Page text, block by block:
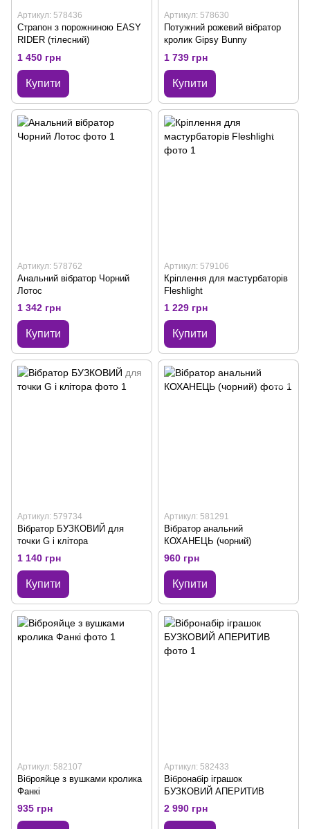
Артикул: 578436
Страпон з порожниною EASY
RIDER (тілесний)
1 450 грн
Купити
Артикул: 578630
Потужний рожевий вібратор
кролик Gipsy Bunny
1 739 грн
Купити
Артикул: 578762
Анальний вібратор Чорний
Лотос
1 342 грн
Купити
Артикул: 579106
Кріплення для мастурбаторів
Fleshlight
1 229 грн
Купити
Артикул: 579734
Вібратор БУЗКОВИЙ для
точки G і клітора
1 140 грн
Купити
Артикул: 581291
Вібратор анальний
КОХАНЕЦЬ (чорний)
960 грн
Купити
Артикул: 582107
Віброяйце з вушками кролика
Фанкі
935 грн
Артикул: 582433
Вібронабір іграшок
БУЗКОВИЙ АПЕРИТИВ
2 990 грн